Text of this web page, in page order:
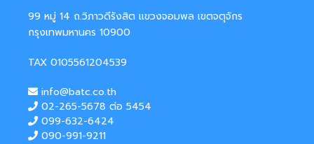
99 หมู่ 14 ถ.วิภาวดีรังสิต แขวงจอมพล เขตจตุจักร
กรุงเทพมหานคร 10900
TAX 0105561204539
info@batc.co.th
02-265-5678 ต่อ 5454
099-632-6424
090-991-9211